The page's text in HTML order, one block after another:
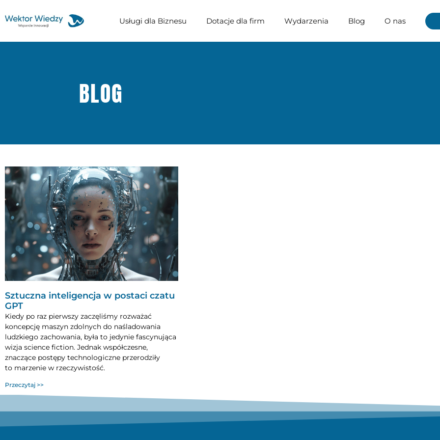
Usługi dla Biznesu Dotacje dla firm Wydarzenia Blog O nas
BLOG
Sztuczna inteligencja w postaci czatu
GPT
Kiedy po raz pierwszy zaczęliśmy rozważać
koncepcję maszyn zdolnych do naśladowania
ludzkiego zachowania, była to jedynie fascynująca
wizja science fiction. Jednak współczesne,
znaczące postępy technologiczne przerodziły
to marzenie w rzeczywistość.
Przeczytaj >>